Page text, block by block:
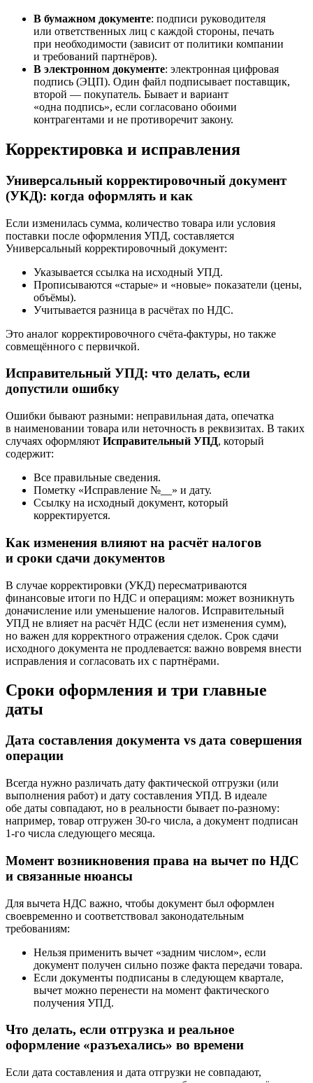
В бумажном документе: подписи руководителя
или ответственных лиц с каждой стороны, печать
при необходимости (зависит от политики компании
и требований партнёров).
В электронном документе: электронная цифровая
подпись (ЭЦП). Один файл подписывает поставщик,
второй — покупатель. Бывает и вариант
«одна подпись», если согласовано обоими
контрагентами и не противоречит закону.
Корректировка и исправления
Универсальный корректировочный документ
(УКД): когда оформлять и как
Если изменилась сумма, количество товара или условия
поставки после оформления УПД, составляется
Универсальный корректировочный документ:
Указывается ссылка на исходный УПД.
Прописываются «старые» и «новые» показатели (цены,
объёмы).
Учитывается разница в расчётах по НДС.
Это аналог корректировочного счёта-фактуры, но также
совмещённого с первичкой.
Исправительный УПД: что делать, если
допустили ошибку
Ошибки бывают разными: неправильная дата, опечатка
в наименовании товара или неточность в реквизитах. В таких
случаях оформляют Исправительный УПД, который
содержит:
Все правильные сведения.
Пометку «Исправление №__» и дату.
Ссылку на исходный документ, который
корректируется.
Как изменения влияют на расчёт налогов
и сроки сдачи документов
В случае корректировки (УКД) пересматриваются
финансовые итоги по НДС и операциям: может возникнуть
доначисление или уменьшение налогов. Исправительный
УПД не влияет на расчёт НДС (если нет изменения сумм),
но важен для корректного отражения сделок. Срок сдачи
исходного документа не продлевается: важно вовремя внести
исправления и согласовать их с партнёрами.
Сроки оформления и три главные
даты
Дата составления документа vs дата совершения
операции
Всегда нужно различать дату фактической отгрузки (или
выполнения работ) и дату составления УПД. В идеале
обе даты совпадают, но в реальности бывает по-разному:
например, товар отгружен 30-го числа, а документ подписан
1-го числа следующего месяца.
Момент возникновения права на вычет по НДС
и связанные нюансы
Для вычета НДС важно, чтобы документ был оформлен
своевременно и соответствовал законодательным
требованиям:
Нельзя применить вычет «задним числом», если
документ получен сильно позже факта передачи товара.
Если документы подписаны в следующем квартале,
вычет можно перенести на момент фактического
получения УПД.
Что делать, если отгрузка и реальное
оформление «разъехались» во времени
Если дата составления и дата отгрузки не совпадают,